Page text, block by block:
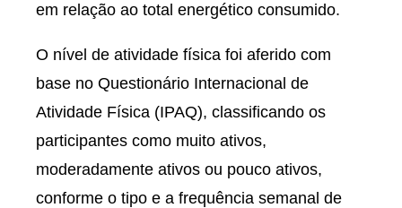
em relação ao total energético consumido.
O nível de atividade física foi aferido com
base no Questionário Internacional de
Atividade Física (IPAQ), classificando os
participantes como muito ativos,
moderadamente ativos ou pouco ativos,
conforme o tipo e a frequência semanal de